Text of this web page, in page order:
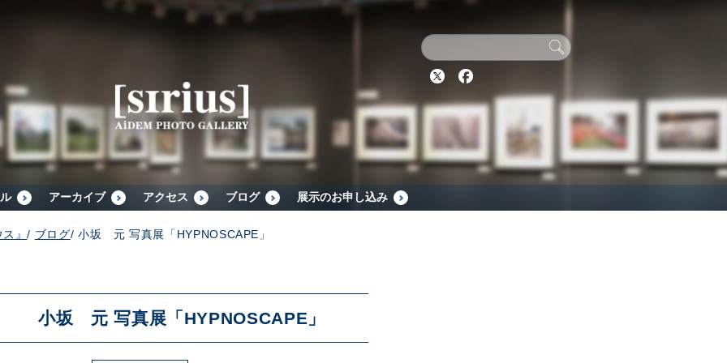
Twitter
アーカイブ アクセス ブログ 展示のお申し込み
ス』/ ブログ/ 小坂 元 写真展「HYPNOSCAPE」
小坂 元 写真展「HYPNOSCAPE」
展示スケジュール
アーカイブ
ブログ